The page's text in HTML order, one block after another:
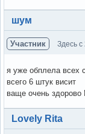
Вне форума
шум
Участник Здесь
я уже обплела всех
всего 6 штук висит
ваще очень
Вне форума
Lovely Rita